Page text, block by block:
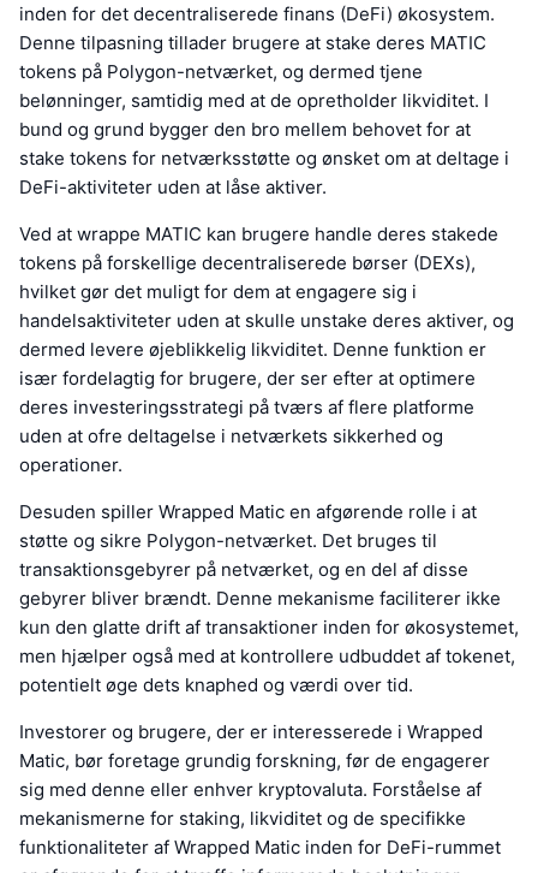
inden for det decentraliserede finans (DeFi) økosystem.
Denne tilpasning tillader brugere at stake deres MATIC
tokens på Polygon-netværket, og dermed tjene
belønninger, samtidig med at de opretholder likviditet. I
bund og grund bygger den bro mellem behovet for at
stake tokens for netværksstøtte og ønsket om at deltage i
DeFi-aktiviteter uden at låse aktiver.
Ved at wrappe MATIC kan brugere handle deres stakede
tokens på forskellige decentraliserede børser (DEXs),
hvilket gør det muligt for dem at engagere sig i
handelsaktiviteter uden at skulle unstake deres aktiver, og
dermed levere øjeblikkelig likviditet. Denne funktion er
især fordelagtig for brugere, der ser efter at optimere
deres investeringsstrategi på tværs af flere platforme
uden at ofre deltagelse i netværkets sikkerhed og
operationer.
Desuden spiller Wrapped Matic en afgørende rolle i at
støtte og sikre Polygon-netværket. Det bruges til
transaktionsgebyrer på netværket, og en del af disse
gebyrer bliver brændt. Denne mekanisme faciliterer ikke
kun den glatte drift af transaktioner inden for økosystemet,
men hjælper også med at kontrollere udbuddet af tokenet,
potentielt øge dets knaphed og værdi over tid.
Investorer og brugere, der er interesserede i Wrapped
Matic, bør foretage grundig forskning, før de engagerer
sig med denne eller enhver kryptovaluta. Forståelse af
mekanismerne for staking, likviditet og de specifikke
funktionaliteter af Wrapped Matic inden for DeFi-rummet